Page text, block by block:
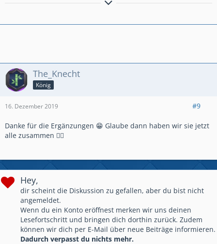
www.ruhrpott-rockas.de
The_Knecht
König
16. Dezember 2019 #9
Danke für die Ergänzungen 😁 Glaube dann haben wir sie jetzt
alle zusammen 👍🏻
Hey,
dir scheint die Diskussion zu gefallen, aber du bist nicht
angemeldet.
Wenn du ein Konto eröffnest merken wir uns deinen
Lesefortschritt und bringen dich dorthin zurück. Zudem
können wir dich per E-Mail über neue Beiträge informieren.
Dadurch verpasst du nichts mehr.